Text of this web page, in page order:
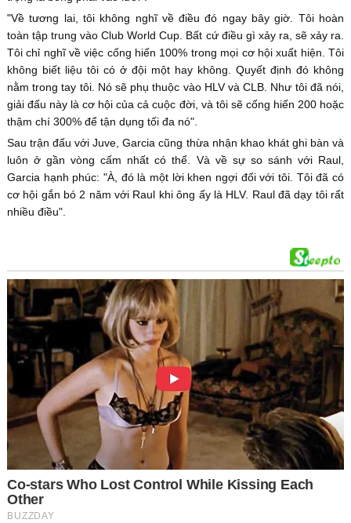
"Về tương lai, tôi không nghĩ về điều đó ngay bây giờ. Tôi hoàn
toàn tập trung vào Club World Cup. Bất cứ điều gì xảy ra, sẽ xảy ra.
Tôi chỉ nghĩ về việc cống hiến 100% trong mọi cơ hội xuất hiện. Tôi
không biết liệu tôi có ở đội một hay không. Quyết định đó không
nằm trong tay tôi. Nó sẽ phụ thuộc vào HLV và CLB. Như tôi đã nói,
giải đấu này là cơ hội của cả cuộc đời, và tôi sẽ cống hiến 200 hoặc
thậm chí 300% để tận dụng tối đa nó".
Sau trận đấu với Juve, Garcia cũng thừa nhận khao khát ghi bàn và
luôn ở gần vòng cấm nhất có thể. Và về sự so sánh với Raul,
Garcia hạnh phúc: "À, đó là một lời khen ngợi đối với tôi. Tôi đã có
cơ hội gắn bó 2 năm với Raul khi ông ấy là HLV. Raul đã dạy tôi rất
nhiều điều".